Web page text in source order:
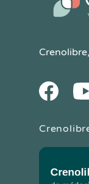
Crenolibre
Facebook